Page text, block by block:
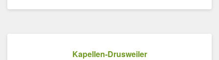
Kapellen-Drusweiler